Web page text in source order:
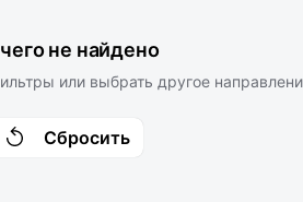
не найдено
или выбрать другое
Сбросить